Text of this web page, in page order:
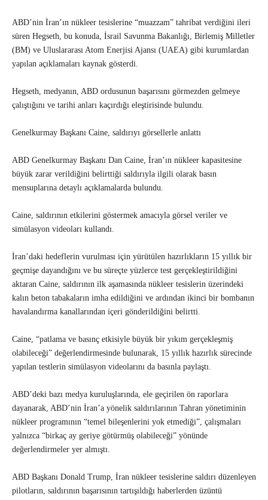
ABD’nin İran’ın nükleer tesislerine “muazzam” tahribat verdiğini ileri
süren Hegseth, bu konuda, İsrail Savunma Bakanlığı, Birlemiş Milletler
(BM) ve Uluslararası Atom Enerjisi Ajansı (UAEA) gibi kurumlardan
yapılan açıklamaları kaynak gösterdi.
Hegseth, medyanın, ABD ordusunun başarısını görmezden gelmeye
çalıştığını ve tarihi anları kaçırdığı eleştirisinde bulundu.
Genelkurmay Başkanı Caine, saldırıyı görsellerle anlattı
ABD Genelkurmay Başkanı Dan Caine, İran’ın nükleer kapasitesine
büyük zarar verildiğini belirttiği saldırıyla ilgili olarak basın
mensuplarına detaylı açıklamalarda bulundu.
Caine, saldırının etkilerini göstermek amacıyla görsel veriler ve
simülasyon videoları kullandı.
İran’daki hedeflerin vurulması için yürütülen hazırlıkların 15 yıllık bir
geçmişe dayandığını ve bu süreçte yüzlerce test gerçekleştirildiğini
aktaran Caine, saldırının ilk aşamasında nükleer tesislerin üzerindeki
kalın beton tabakaların imha edildiğini ve ardından ikinci bir bombanın
havalandırma kanallarından içeri gönderildiğini belirtti.
Caine, “patlama ve basınç etkisiyle büyük bir yıkım gerçekleşmiş
olabileceği” değerlendirmesinde bulunarak, 15 yıllık hazırlık sürecinde
yapılan testlerin simülasyon videolarını da basınla paylaştı.
ABD’deki bazı medya kuruluşlarında, ele geçirilen ön raporlara
dayanarak, ABD’nin İran’a yönelik saldırılarının Tahran yönetiminin
nükleer programının “temel bileşenlerini yok etmediği”, çalışmaları
yalnızca “birkaç ay geriye götürmüş olabileceği” yönünde
değerlendirmeler yer almıştı.
ABD Başkanı Donald Trump, İran nükleer tesislerine saldırı düzenleyen
pilotların, saldırının başarısının tartışıldığı haberlerden üzüntü